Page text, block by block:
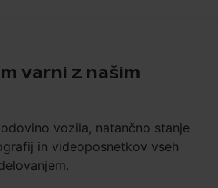
varni z našim
vozila, natančno stanje
in videoposnetkov vseh